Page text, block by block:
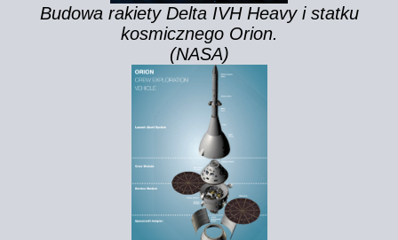
Budowa rakiety Delta IVH Heavy i statku
kosmicznego Orion.
(NASA)